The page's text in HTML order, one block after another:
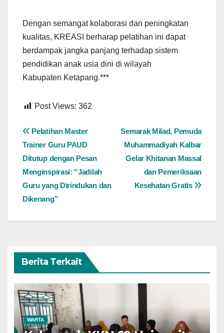
Dengan semangat kolaborasi dan peningkatan
kualitas, KREASI berharap pelatihan ini dapat
berdampak jangka panjang terhadap sistem
pendidikan anak usia dini di wilayah
Kabupaten Ketapang.***
Post Views: 362
Navigasi
pos
Semarak Milad, Pemuda
Muhammadiyah Kalbar
Gelar Khitanan Massal
dan Pemeriksaan
Kesehatan Gratis
Pelatihan Master
Trainer Guru PAUD
Ditutup dengan Pesan
Menginspirasi: “Jadilah
Guru yang Dirindukan dan
Dikenang”
Berita Terkait
WARTA